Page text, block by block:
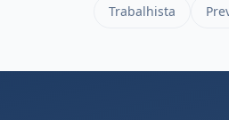
Trabalhista